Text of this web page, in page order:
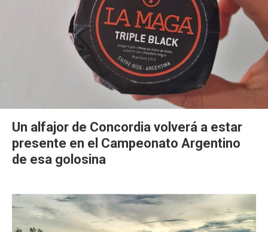
Un alfajor de Concordia volverá a estar
presente en el Campeonato Argentino
de esa golosina